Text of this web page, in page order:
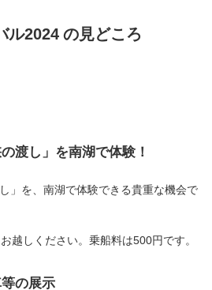
ル2024 の見どころ
渡し」を南湖で体験！
」を、南湖で体験できる貴重な機会で
越しください。乗船料は500円です。
の展示